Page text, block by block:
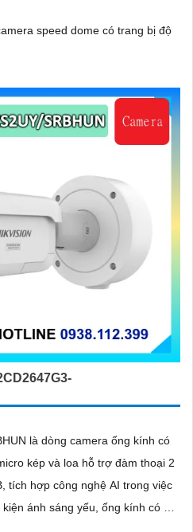
speed dome có trang bị độ
là dòng camera ống kính có
kép và loa hỗ trợ đàm thoại 2
tích hợp công nghệ AI trong việc
ánh sáng yếu, ống kính có độ